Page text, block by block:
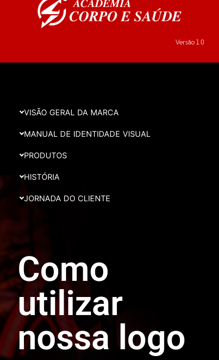
Versão 1.0
VISÃO GERAL DA MARCA
MANUAL DE IDENTIDADE VISUAL
PRODUTOS
HISTÓRIA
JORNADA DO CLIENTE
Como
utilizar
nossa logo